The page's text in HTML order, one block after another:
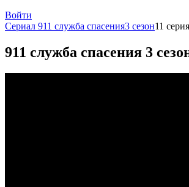
Войти
Сериал 911 служба спасения3 сезон11
911 служба спасения 3